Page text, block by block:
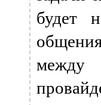
будет
между